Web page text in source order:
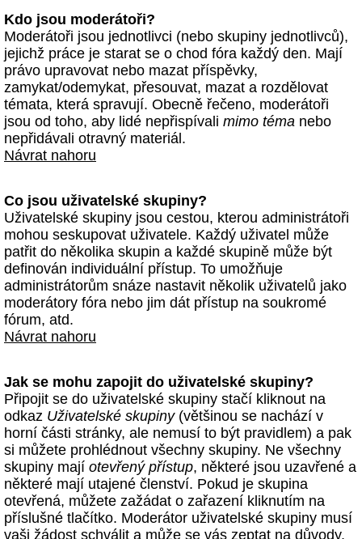
Kdo jsou moderátoři?
Moderátoři jsou jednotlivci (nebo skupiny jednotlivců),
jejichž práce je starat se o chod fóra každý den. Mají
právo upravovat nebo mazat příspěvky,
zamykat/odemykat, přesouvat, mazat a rozdělovat
témata, která spravují. Obecně řečeno, moderátoři
jsou od toho, aby lidé nepřispívali mimo téma nebo
nepřidávali otravný materiál.
Návrat nahoru
Co jsou uživatelské skupiny?
Uživatelské skupiny jsou cestou, kterou administrátoři
mohou seskupovat uživatele. Každý uživatel může
patřit do několika skupin a každé skupině může být
definován individuální přístup. To umožňuje
administrátorům snáze nastavit několik uživatelů jako
moderátory fóra nebo jim dát přístup na soukromé
fórum, atd.
Návrat nahoru
Jak se mohu zapojit do uživatelské skupiny?
Připojit se do uživatelské skupiny stačí kliknout na
odkaz Uživatelské skupiny(většinou se nachází v
horní části stránky, ale nemusí to být pravidlem) a pak
si můžete prohlédnout všechny skupiny. Ne všechny
skupiny mají otevřený přístup, některé jsou uzavřené a
některé mají utajené členství. Pokud je skupina
otevřená, můžete zažádat o zařazení kliknutím na
příslušné tlačítko. Moderátor uživatelské skupiny musí
vaši žádost schválit a může se vás zeptat na důvody,